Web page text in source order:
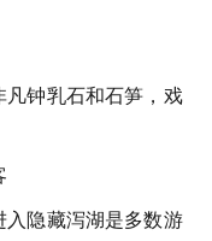
凡钟乳石和石笋，戏
入隐藏泻湖是多数游